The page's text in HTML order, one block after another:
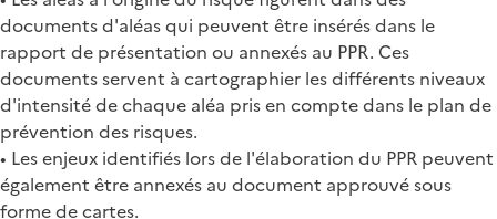
documents d'aléas qui peuvent être insérés dans le
rapport de présentation ou annexés au PPR. Ces
documents servent à cartographier les différents niveaux
d'intensité de chaque aléa pris en compte dans le plan de
prévention des risques.
• Les enjeux identifiés lors de l'élaboration du PPR peuvent
également être annexés au document approuvé sous
forme de cartes.